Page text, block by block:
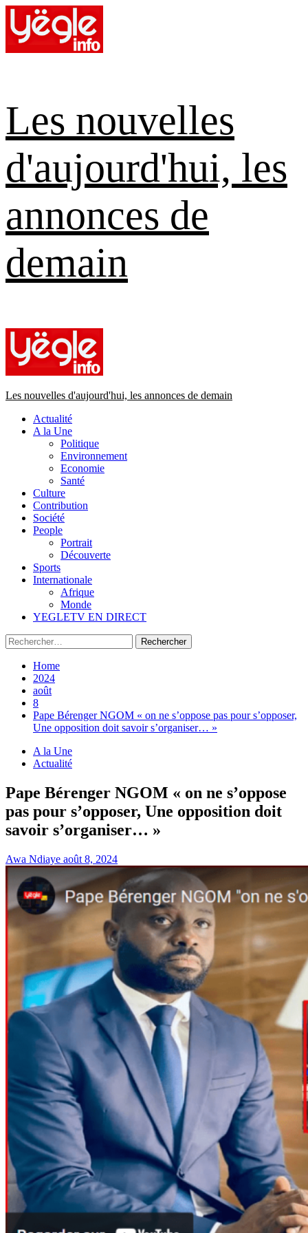
Skip
content
Les nouvelles
d'aujourd'hui, les
annonces de
demain
Primary
Les nouvelles d'aujourd'hui, les annonces de demain
Actualité
A la Une
Politique
Environnement
Economie
Santé
Culture
Contribution
Société
People
Portrait
Découverte
Sports
Internationale
Afrique
Monde
YEGLETV EN DIRECT
Rechercher :
Home
2024
août
8
Pape Bérenger NGOM « on ne s’oppose pas pour s’opposer,
Une opposition doit savoir s’organiser… »
A la Une
Actualité
Pape Bérenger NGOM « on ne s’oppose
pas pour s’opposer, Une opposition doit
savoir s’organiser… »
Awa Ndiaye août 8, 2024